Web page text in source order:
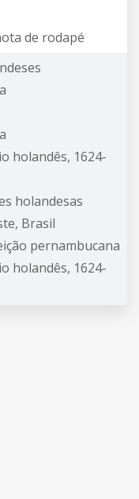
de rodapé
holandês, 1624-
holandesas
Brasil
pernambucana
holandês, 1624-